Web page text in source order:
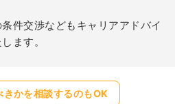
件交渉などもキャリアアドバイ
ます。
きかを相談するのもOK